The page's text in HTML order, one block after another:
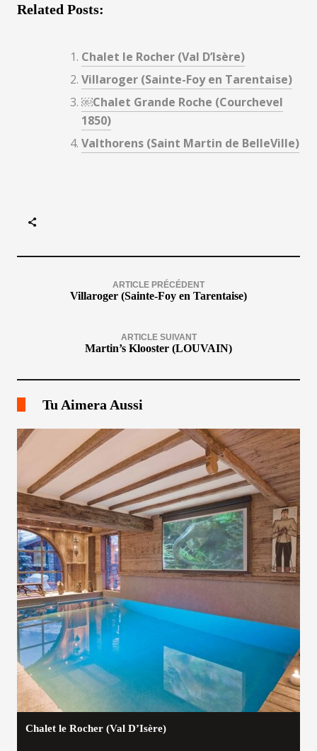
Related Posts:
Chalet le Rocher (Val D’Isère)
Villaroger (Sainte-Foy en Tarentaise)
￼Chalet Grande Roche (Courchevel
1850)
Valthorens (Saint Martin de BelleVille)
ARTICLE PRÉCÉDENT
Villaroger (Sainte-Foy en Tarentaise)
ARTICLE SUIVANT
Martin’s Klooster (LOUVAIN)
Tu Aimera Aussi
Chalet le Rocher (Val D’Isère)